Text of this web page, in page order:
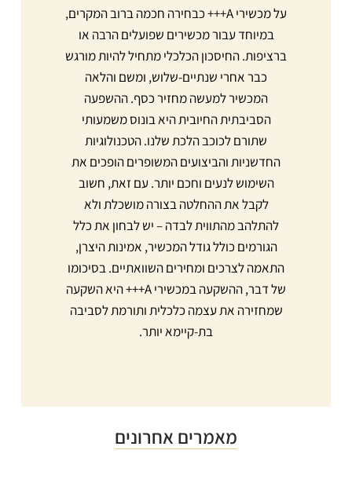
על מכשירי A+++ כבחירה חכמה ברוב המקרים,
במיוחד עבור מכשירים שפועלים הרבה או
ברציפות. החיסכון הכלכלי מתחיל להיות מורגש
כבר אחרי שנתיים-שלוש, ומשם והלאה
המכשיר למעשה מחזיר כסף. ההשפעה
הסביבתית החיובית היא בונוס משמעותי
שתורם לכוכב הלכת שלנו. הטכנולוגיות
החדשניות והביצועים המשופרים הופכים את
השימוש לנעים וחכם יותר. עם זאת, חשוב
לקבל את ההחלטה בצורה מושכלת ולא
להתלהב מהתווית לבדה – יש לבחון את כלל
הגורמים כולל גודל המכשיר, אמינות היצרן,
התאמה לצרכים ומחירים השוואתיים. בסיכומו
של דבר, ההשקעה במכשירי A+++ היא השקעה
שמחזירה את עצמה כלכלית ותורמת לסביבה
בת-קיימא יותר.
מאמרים אחרונים